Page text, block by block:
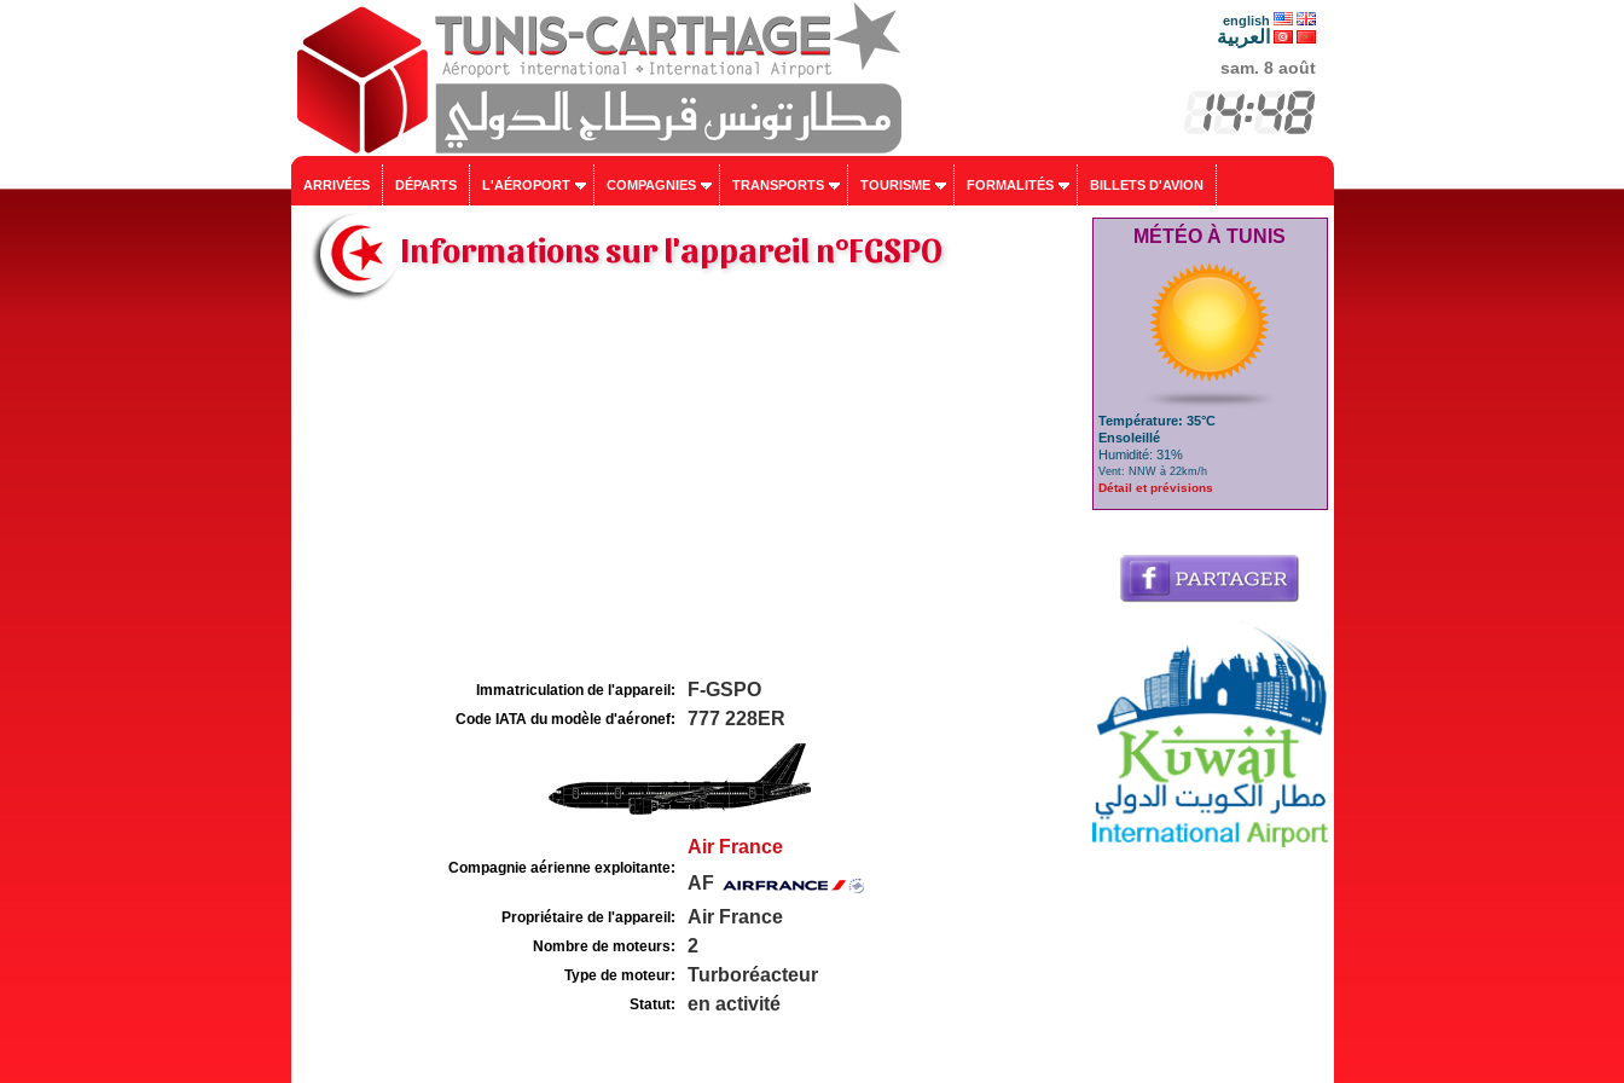
english
العربية
sam. 8 août
ARRIVÉES DÉPARTS L'AÉROPORT COMPAGNIES TRANSPORTS TOURISME FORMALITÉS BILLETS D'AVION
Informations sur l'appareil n°FGSPO
Immatriculation de l'appareil: F-GSPO
Code IATA du modèle d'aéronef: 777 228ER
Compagnie aérienne exploitante:
Air France
AF
Propriétaire de l'appareil: Air France
Nombre de moteurs: 2
Type de moteur: Turboréacteur
Statut: en activité
MÉTÉO À TUNIS
Température: 35°C
Ensoleillé
Humidité: 31%
Vent: NNW à 22km/h
Détail et prévisions